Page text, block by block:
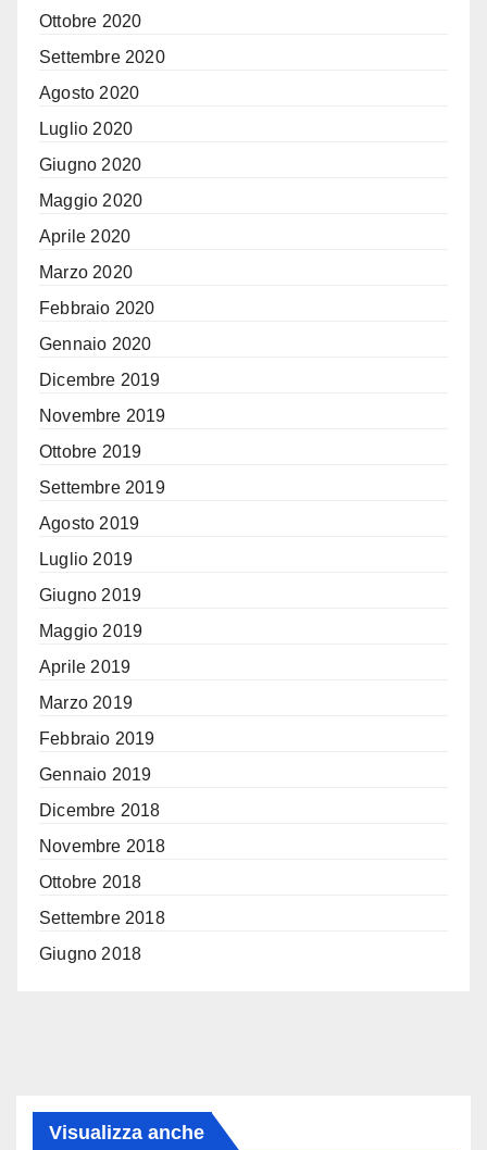
Ottobre 2020
Settembre 2020
Agosto 2020
Luglio 2020
Giugno 2020
Maggio 2020
Aprile 2020
Marzo 2020
Febbraio 2020
Gennaio 2020
Dicembre 2019
Novembre 2019
Ottobre 2019
Settembre 2019
Agosto 2019
Luglio 2019
Giugno 2019
Maggio 2019
Aprile 2019
Marzo 2019
Febbraio 2019
Gennaio 2019
Dicembre 2018
Novembre 2018
Ottobre 2018
Settembre 2018
Giugno 2018
Visualizza anche